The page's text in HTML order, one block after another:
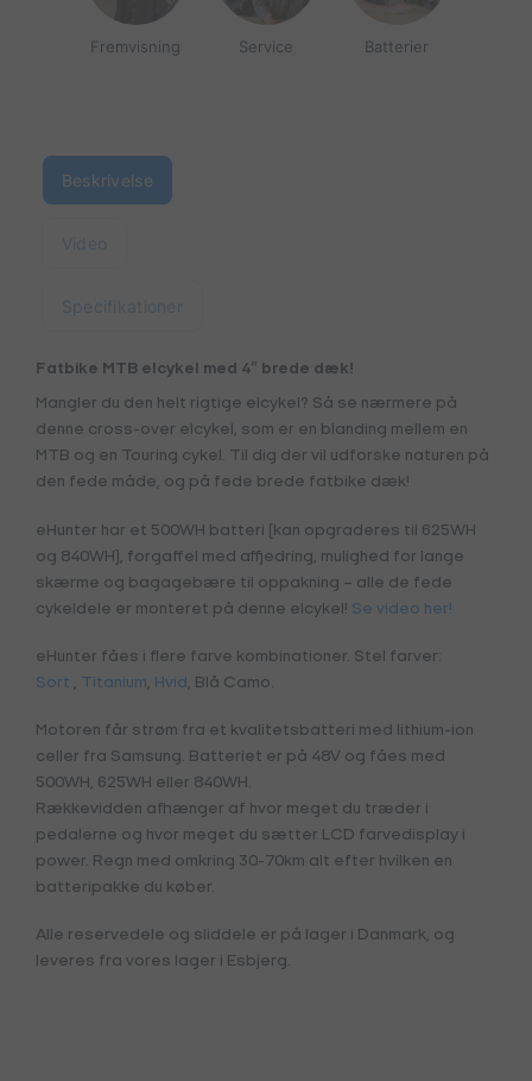
Fremvisning Service Batterier
Beskrivelse
Video
Specifikationer
Fatbike MTB elcykel med 4″ brede dæk!
Mangler du den helt rigtige elcykel? Så se nærmere på
denne cross-over elcykel, som er en blanding mellem en
MTB og en Touring cykel. Til dig der vil udforske naturen på
den fede måde, og på fede brede fatbike dæk!
eHunter har et 500WH batteri (kan opgraderes til 625WH
og 840WH), forgaffel med affjedring, mulighed for lange
skærme og bagagebære til oppakning – alle de fede
cykeldele er monteret på denne elcykel! Se video her!
eHunter fåes i flere farve kombinationer. Stel farver:
Sort , Titanium, Hvid , Blå Camo.
Motoren får strøm fra et kvalitetsbatteri med lithium-ion
celler fra Samsung. Batteriet er på 48V og fåes med
500WH, 625WH eller 840WH.
Rækkevidden afhænger af hvor meget du træder i
pedalerne og hvor meget du sætter LCD farvedisplay i
power. Regn med omkring 30-70km alt efter hvilken en
batteripakke du køber.
Alle reservedele og sliddele er på lager i Danmark, og
leveres fra vores lager i Esbjerg.